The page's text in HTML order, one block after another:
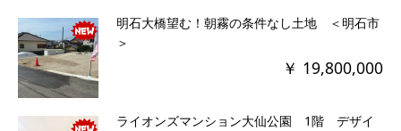
明石大橋望む！朝霧の条件なし土地 ＜明石市
＞
￥ 19,800,000
ライオンズマンション大仙公園 1階 デザイ